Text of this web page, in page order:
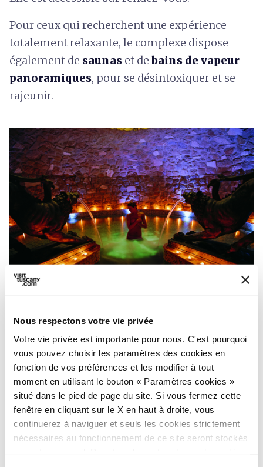
Nous respectons votre vie privée
Votre vie privée est importante pour nous. C'est pourquoi
vous pouvez choisir les paramètres des cookies en
fonction de vos préférences et les modifier à tout
moment en utilisant le bouton « Paramètres cookies »
situé dans le pied de page du site. Si vous fermez cette
fenêtre en cliquant sur le X en haut à droite, vous
continuerez à naviguer et seuls les cookies strictement
nécessaires au fonctionnement de ce site seront stockés
Pour ceux qui recherchent une expérience
totalement relaxante, le complexe dispose
également de saunas et debains de vapeur
panoramiques, pour se désintoxiquer et se
rajeunir.
La Grotta Salina Hôtel Adler Thermae - Credit:
Adler
Les clients peuvent choisir parmi une variété
de soins de bien-être, y compris des massages
et des traitements personnalisés du visage et
du corps, pour prendre soin de leur peau et de
leur corps. En outre, la cuisine gastronomique
de l’hôtel propose des plats raffinés qui
célèbrent la tradition gastronomique toscane,
créant ainsi un équilibre parfait entre plaisir et